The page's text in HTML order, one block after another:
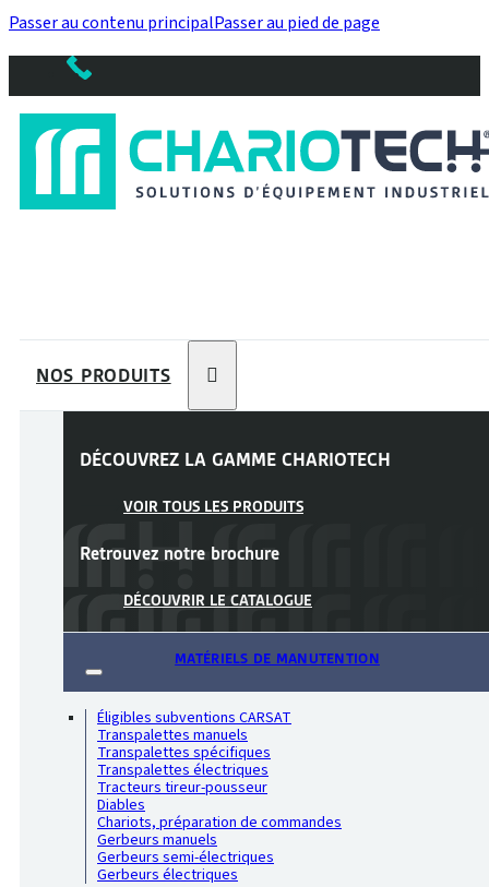
Passer au contenu principalPasser au pied de page
NOS PRODUITS
DÉCOUVREZ LA GAMME CHARIOTECH
VOIR TOUS LES PRODUITS
Retrouvez notre brochure
DÉCOUVRIR LE CATALOGUE
MATÉRIELS DE MANUTENTION
Éligibles subventions CARSAT
Transpalettes manuels
Transpalettes spécifiques
Transpalettes électriques
Tracteurs tireur-pousseur
Diables
Chariots, préparation de commandes
Gerbeurs manuels
Gerbeurs semi-électriques
Gerbeurs électriques